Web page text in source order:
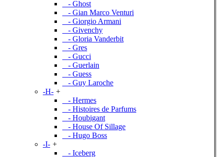
- Ghost
- Gian Marco Venturi
- Giorgio Armani
- Givenchy
- Gloria Vanderbit
- Gres
- Gucci
- Guerlain
- Guess
- Guy Laroche
-H- +
- Hermes
- Histoires de Parfums
- Houbigant
- House Of Sillage
- Hugo Boss
-I- +
- Iceberg